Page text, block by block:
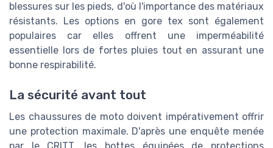
blessures sur les pieds, d'où l'importance des matériaux
résistants. Les options en gore tex sont également
populaires car elles offrent une imperméabilité
essentielle lors de fortes pluies tout en assurant une
bonne respirabilité.
La sécurité avant tout
Les chaussures de moto doivent impérativement offrir
une protection maximale. D'après une enquête menée